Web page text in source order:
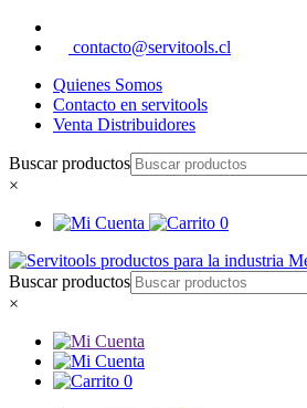
contacto@servitools.cl
Quienes Somos
Contacto en servitools
Venta Distribuidores
Buscar productos
×
0
Buscar productos
×
0